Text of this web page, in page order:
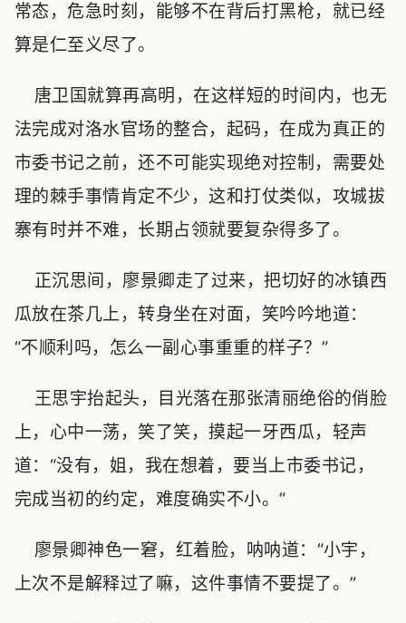
常态，危急时刻，能够不在背后打黑枪，就已经
算是仁至义尽了。
唐卫国就算再高明，在这样短的时间内，也无
法完成对洛水官场的整合，起码，在成为真正的
市委书记之前，还不可能实现绝对控制，需要处
理的棘手事情肯定不少，这和打仗类似，攻城拔
寨有时并不难，长期占领就要复杂得多了。
正沉思间，廖景卿走了过来，把切好的冰镇西
瓜放在茶几上，转身坐在对面，笑吟吟地道：
“不顺利吗，怎么一副心事重重的样子？”
王思宇抬起头，目光落在那张清丽绝俗的俏脸
上，心中一荡，笑了笑，摸起一牙西瓜，轻声
道：“没有，姐，我在想着，要当上市委书记，
完成当初的约定，难度确实不小。”
廖景卿神色一窘，红着脸，呐呐道：“小宇，
上次不是解释过了嘛，这件事情不要提了。”